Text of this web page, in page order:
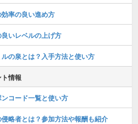
率の良い進め方
いレベルの上げ方
ルの泉とは？入手方法と使い方
情報
ンコード一覧と使い方
侵略者とは？参加方法や報酬も紹介